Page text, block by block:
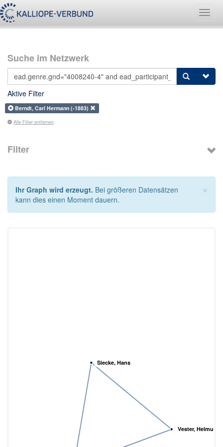
Suche im Netzwerk
Aktive Filter
Berndt, Carl Hermann (-1883)
Alle Filter entfernen
Filter
×
Ihr Graph wird erzeugt. Bei größeren Datensätzen
kann dies einen Moment dauern.
Siecke, Hans
Vester, Helmut